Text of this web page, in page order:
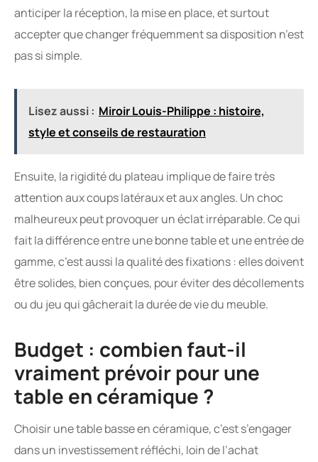
anticiper la réception, la mise en place, et surtout
accepter que changer fréquemment sa disposition n’est
pas si simple.
Lisez aussi : Miroir Louis-Philippe : histoire,
style et conseils de restauration
Ensuite, la rigidité du plateau implique de faire très
attention aux coups latéraux et aux angles. Un choc
malheureux peut provoquer un éclat irréparable. Ce qui
fait la différence entre une bonne table et une entrée de
gamme, c’est aussi la qualité des fixations : elles doivent
être solides, bien conçues, pour éviter des décollements
ou du jeu qui gâcherait la durée de vie du meuble.
Budget : combien faut-il
vraiment prévoir pour une
table en céramique ?
Choisir une table basse en céramique, c’est s’engager
dans un investissement réfléchi, loin de l’achat